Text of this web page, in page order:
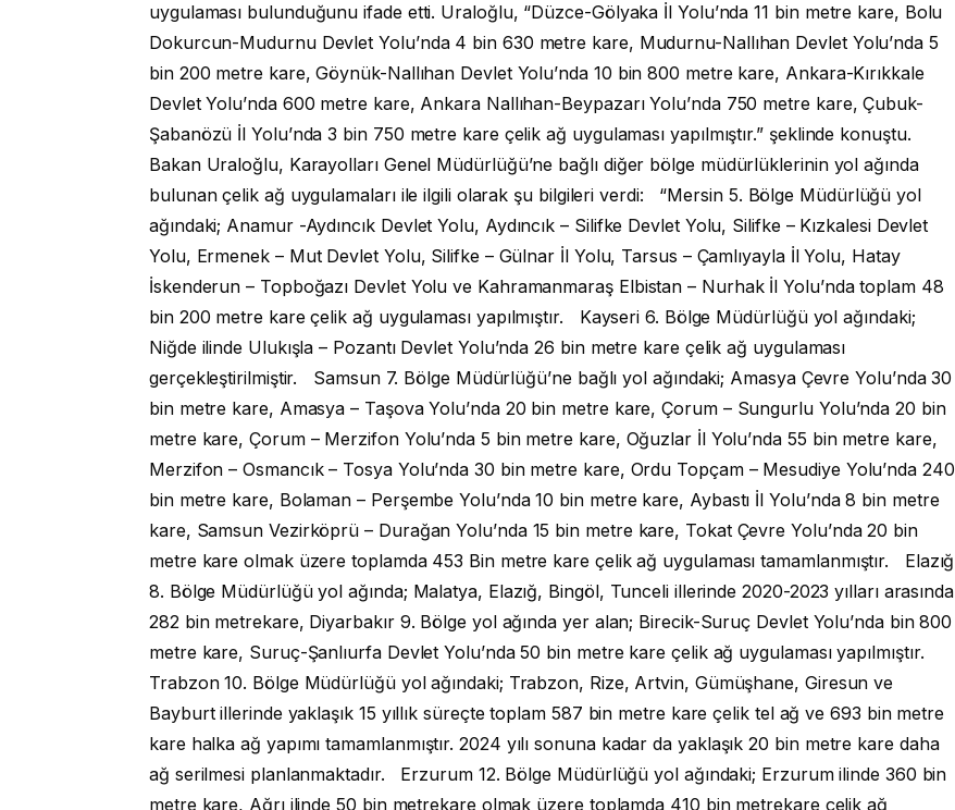
uygulaması bulunduğunu ifade etti. Uraloğlu, “Düzce-Gölyaka İl Yolu’nda 11 bin metre kare, Bolu
Dokurcun-Mudurnu Devlet Yolu’nda 4 bin 630 metre kare, Mudurnu-Nallıhan Devlet Yolu’nda 5
bin 200 metre kare, Göynük-Nallıhan Devlet Yolu’nda 10 bin 800 metre kare, Ankara-Kırıkkale
Devlet Yolu’nda 600 metre kare, Ankara Nallıhan-Beypazarı Yolu’nda 750 metre kare, Çubuk-
Şabanözü İl Yolu’nda 3 bin 750 metre kare çelik ağ uygulaması yapılmıştır.” şeklinde konuştu.
Bakan Uraloğlu, Karayolları Genel Müdürlüğü’ne bağlı diğer bölge müdürlüklerinin yol ağında
bulunan çelik ağ uygulamaları ile ilgili olarak şu bilgileri verdi: “Mersin 5. Bölge Müdürlüğü yol
ağındaki; Anamur -Aydıncık Devlet Yolu, Aydıncık – Silifke Devlet Yolu, Silifke – Kızkalesi Devlet
Yolu, Ermenek – Mut Devlet Yolu, Silifke – Gülnar İl Yolu, Tarsus – Çamlıyayla İl Yolu, Hatay
İskenderun – Topboğazı Devlet Yolu ve Kahramanmaraş Elbistan – Nurhak İl Yolu’nda toplam 48
bin 200 metre kare çelik ağ uygulaması yapılmıştır. Kayseri 6. Bölge Müdürlüğü yol ağındaki;
Niğde ilinde Ulukışla – Pozantı Devlet Yolu’nda 26 bin metre kare çelik ağ uygulaması
gerçekleştirilmiştir. Samsun 7. Bölge Müdürlüğü’ne bağlı yol ağındaki; Amasya Çevre Yolu’nda 30
bin metre kare, Amasya – Taşova Yolu’nda 20 bin metre kare, Çorum – Sungurlu Yolu’nda 20 bin
metre kare, Çorum – Merzifon Yolu’nda 5 bin metre kare, Oğuzlar İl Yolu’nda 55 bin metre kare,
Merzifon – Osmancık – Tosya Yolu’nda 30 bin metre kare, Ordu Topçam – Mesudiye Yolu’nda 240
bin metre kare, Bolaman – Perşembe Yolu’nda 10 bin metre kare, Aybastı İl Yolu’nda 8 bin metre
kare, Samsun Vezirköprü – Durağan Yolu’nda 15 bin metre kare, Tokat Çevre Yolu’nda 20 bin
metre kare olmak üzere toplamda 453 Bin metre kare çelik ağ uygulaması tamamlanmıştır. Elazığ
8. Bölge Müdürlüğü yol ağında; Malatya, Elazığ, Bingöl, Tunceli illerinde 2020-2023 yılları arasında
282 bin metrekare, Diyarbakır 9. Bölge yol ağında yer alan; Birecik-Suruç Devlet Yolu’nda bin 800
metre kare, Suruç-Şanlıurfa Devlet Yolu’nda 50 bin metre kare çelik ağ uygulaması yapılmıştır.
Trabzon 10. Bölge Müdürlüğü yol ağındaki; Trabzon, Rize, Artvin, Gümüşhane, Giresun ve
Bayburt illerinde yaklaşık 15 yıllık süreçte toplam 587 bin metre kare çelik tel ağ ve 693 bin metre
kare halka ağ yapımı tamamlanmıştır. 2024 yılı sonuna kadar da yaklaşık 20 bin metre kare daha
ağ serilmesi planlanmaktadır. Erzurum 12. Bölge Müdürlüğü yol ağındaki; Erzurum ilinde 360 bin
metre kare, Ağrı ilinde 50 bin metrekare olmak üzere toplamda 410 bin metrekare çelik ağ